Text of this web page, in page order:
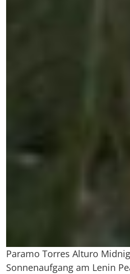
Paramo Torres Alturo
Sonnenaufgang am Lenin